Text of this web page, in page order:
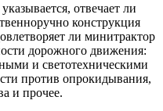
отвечает ли
конструкция
ли минитрактор
дорожного движения:
и светотехническими
против опрокидывания,
и прочее.